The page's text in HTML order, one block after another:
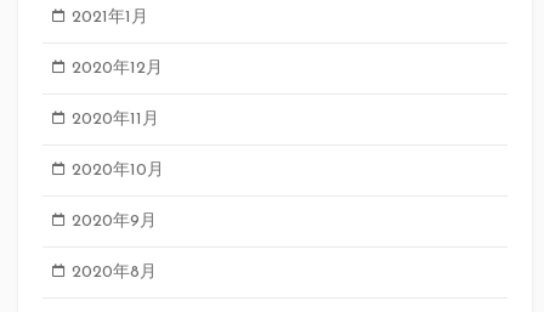
2021年1月
2020年12月
2020年11月
2020年10月
2020年9月
2020年8月